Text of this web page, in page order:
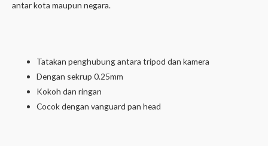
antar kota maupun negara.
Tatakan penghubung antara tripod dan kamera
Dengan sekrup 0.25mm
Kokoh dan ringan
Cocok dengan vanguard pan head